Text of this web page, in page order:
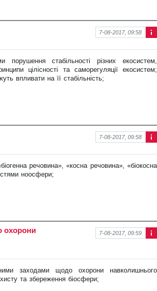
ор
ція
про
7-08-2017, 09:58
порушення стабільності різних екосистем,
цілісності та саморегуляції екосистем;
впливати на її стабільність;
ор
ція
7-08-2017, 09:58
речовина», «косна речовина», «біокосна
ноосфери;
ма
про
7-08-2017, 09:59
охорони
заходами щодо охорони навколишнього
та збереження біосфери;